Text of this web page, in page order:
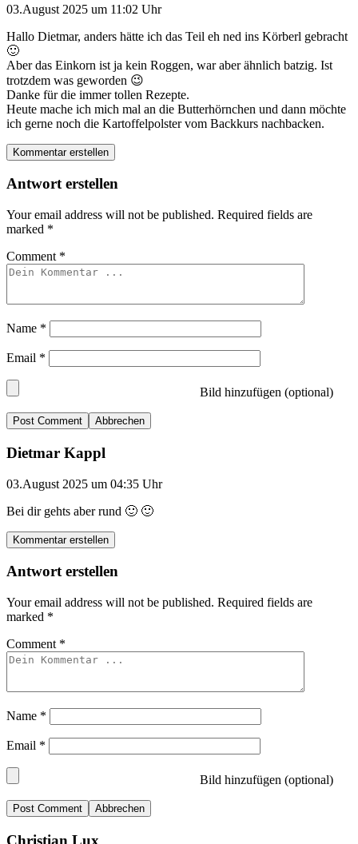
03.August 2025 um 11:02 Uhr
Hallo Dietmar, anders hätte ich das Teil eh ned ins Körberl gebracht
🙂
Aber das Einkorn ist ja kein Roggen, war aber ähnlich batzig. Ist
trotzdem was geworden 😉
Danke für die immer tollen Rezepte.
Heute mache ich mich mal an die Butterhörnchen und dann möchte
ich gerne noch die Kartoffelpolster vom Backkurs nachbacken.
Kommentar erstellen
Antwort erstellen
Your email address will not be published. Required fields are
marked *
Comment *
Name *
Email *
Bild hinzufügen (optional)
Abbrechen
Dietmar Kappl
03.August 2025 um 04:35 Uhr
Bei dir gehts aber rund 🙂 🙂
Kommentar erstellen
Antwort erstellen
Your email address will not be published. Required fields are
marked *
Comment *
Name *
Email *
Bild hinzufügen (optional)
Abbrechen
Christian Lux